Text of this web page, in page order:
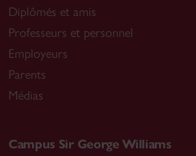
Diplômés et amis
Professeurs et personnel
Employeurs
Parents
Médias
Campus Sir George Williams